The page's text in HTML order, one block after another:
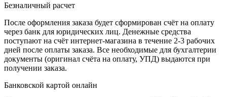
Безналичный расчет
После оформления заказа будет сформирован счёт на оплату
через банк для юридических лиц. Денежные средства
поступают на счёт интернет-магазина в течение 2-3 рабочих
дней после оплаты заказа. Все необходимые для бухгалтерии
документы (оригинал счёта на оплату, УПД) выдаются при
получении заказа.
Банковской картой онлайн